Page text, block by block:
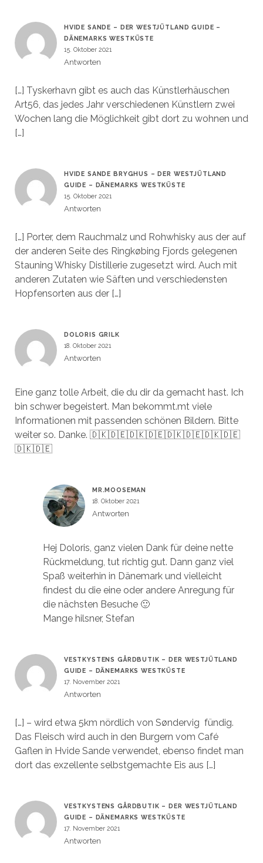
HVIDE SANDE – DER WESTJÜTLAND GUIDE –
DÄNEMARKS WESTKÜSTE
15. Oktober 2021
Antworten
[…] Tyskerhavn gibt es auch das Künstlerhäuschen
Art56, das jedes Jahr verschiedenen Künstlern zwei
Wochen lang die Möglichkeit gibt dort zu wohnen und
[…]
HVIDE SANDE BRYGHUS – DER WESTJÜTLAND
GUIDE – DÄNEMARKS WESTKÜSTE
15. Oktober 2021
Antworten
[…] Porter, dem Rauchmalz und Rohwhisky aus der auf
der anderen Seite des Ringkøbing Fjords gelegenen
Stauning Whisky Distillerie zugesetzt wird. Auch mit
anderen Zutaten wie Säften und verschiedensten
Hopfensorten aus der […]
DOLORIS GRILK
18. Oktober 2021
Antworten
Eine ganz tolle Arbeit, die du dir da gemacht hast. Ich
bin schwer begeistert. Man bekommt.mt viele
Informationen mit passenden schönen Bildern. Bitte
weiter so. Danke. 🇩🇰🇩🇪🇩🇰🇩🇪🇩🇰🇩🇪🇩🇰🇩🇪
🇩🇰🇩🇪
MR.MOOSEMAN
18. Oktober 2021
Antworten
Hej Doloris, ganz vielen Dank für deine nette
Rückmeldung, tut richtig gut. Dann ganz viel
Spaß weiterhin in Dänemark und vielleicht
findest du die eine oder andere Anregung für
die nächsten Besuche 🙂
Mange hilsner, Stefan
VESTKYSTENS GÅRDBUTIK – DER WESTJÜTLAND
GUIDE – DÄNEMARKS WESTKÜSTE
17. November 2021
Antworten
[…] – wird etwa 5km nördlich von Søndervig fündig.
Das Fleisch wird auch in den Burgern vom Café
Gaflen in Hvide Sande verwendet, ebenso findet man
dort das exzellente selbstgemachte Eis aus […]
VESTKYSTENS GÅRDBUTIK – DER WESTJÜTLAND
GUIDE – DÄNEMARKS WESTKÜSTE
17. November 2021
Antworten